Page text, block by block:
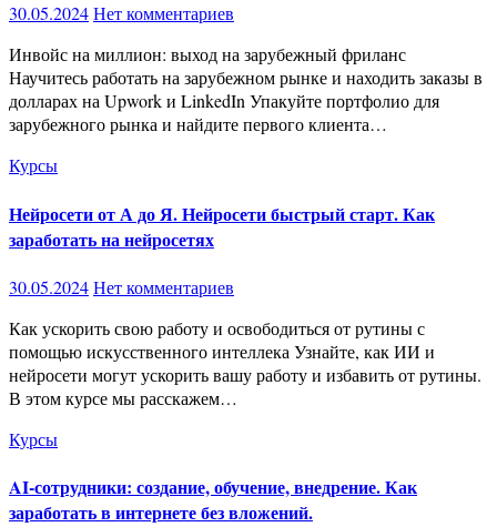
30.05.2024Нет комментариев
Инвойс на миллион: выход на зарубежный фриланс
Научитесь работать на зарубежном рынке и находить заказы в
долларах на Upwork и LinkedIn Упакуйте портфолио для
зарубежного рынка и найдите первого клиента…
Курсы
Нейросети от А до Я. Нейросети быстрый старт. Как
заработать на нейросетях
30.05.2024Нет комментариев
Как ускорить свою работу и освободиться от рутины с
помощью искусственного интеллека Узнайте, как ИИ и
нейросети могут ускорить вашу работу и избавить от рутины.
В этом курсе мы расскажем…
Курсы
AI-сотрудники: создание, обучение, внедрение. Как
заработать в интернете без вложений.